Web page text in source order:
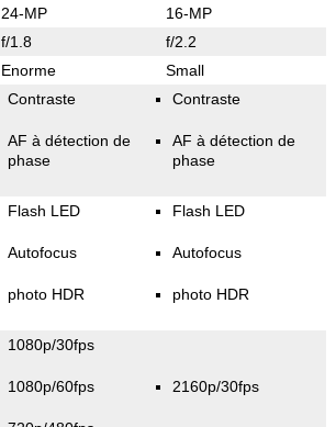
24-MP 16-MP
f/1.8 f/2.2
Enorme Small
Contraste
AF à détection de
phase
Contraste
AF à détection de
phase
Flash LED
Autofocus
photo HDR
Flash LED
Autofocus
photo HDR
1080p/30fps
1080p/60fps 2160p/30fps